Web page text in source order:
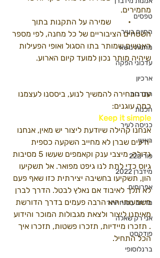
טפסים
החיים בעיר
מחנות נושא
עדכוני הפקה
ארכיון
התרבות
הכנות
כניסה לעיר
ראשי
פורים22
מידברן 2022
אפרוחים
מרחב בטוח יותר
אני רק שאלה
פודקסט
ברנלוסופי
מחמירים.
	•	שמירה על התקנות בתוך
השטחים הציבוריים של כל מחנה, לפי מספר
האנשים שמותר בתו הסגול ואופי הפעילות
שיהיה מותר נכון למועד קיום הארוע.
עם הבחירה להמשיך לנוע, ביססנו לעצמנו
כמה עוגנים:
Keep it simple
אנחנו קהילה שיודעת ליצור יש מאין, אנחנו
יודעים שברן לא מחייב השקעה כספית
גדולה, מיצבי ענק וקאמפים שעשו 5 מסיבות
גיוס כדי לתת לנו גיפט מפואר. אל תשקיעו
הון, תשקיעו בחשיבה יצירתית כזו שאף פעם
לא תלך לאיבוד אם נאלץ לבטל. הדרך לברן
משמעותי היא הרבה פעמים בדרך הדורשת
מאיתנו ליצור ולצאת מגבולות המוכר והידוע
. תזכרו מיידיות, תזכרו פשטות, תזכרו איך
הכל התחיל.